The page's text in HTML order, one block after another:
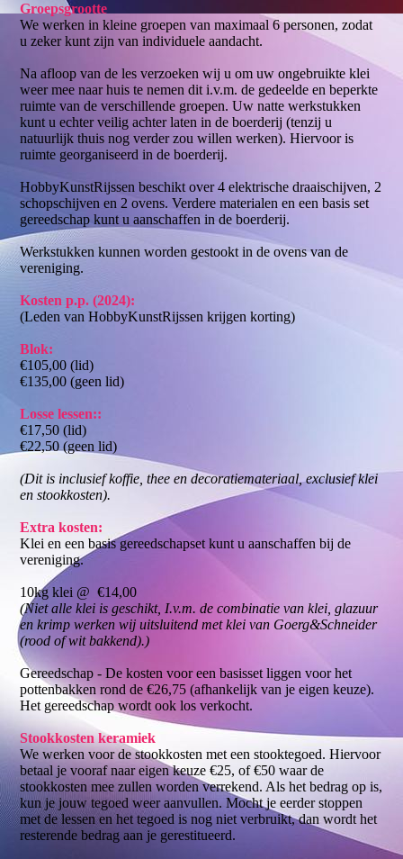
Groepsgrootte
We werken in kleine groepen van maximaal 6 personen, zodat
u zeker kunt zijn van individuele aandacht.
Na afloop van de les verzoeken wij u om uw ongebruikte klei
weer mee naar huis te nemen dit i.v.m. de gedeelde en beperkte
ruimte van de verschillende groepen. Uw natte werkstukken
kunt u echter veilig achter laten in de boerderij (tenzij u
natuurlijk thuis nog verder zou willen werken). Hiervoor is
ruimte georganiseerd in de boerderij.
HobbyKunstRijssen beschikt over 4 elektrische draaischijven, 2
schopschijven en 2 ovens. Verdere materialen en een basis set
gereedschap kunt u aanschaffen in de boerderij.
Werkstukken kunnen worden gestookt in de ovens van de
vereniging.
Kosten p.p. (2024):
(Leden van HobbyKunstRijssen krijgen korting)
Blok:
€105,00 (lid)
€135,00 (geen lid)
Losse lessen::
€17,50 (lid)
€22,50 (geen lid)
(Dit is inclusief koffie, thee en decoratiemateriaal, exclusief klei
en stookkosten).
Extra kosten:
Klei en een basis gereedschapset kunt u aanschaffen bij de
vereniging.
10kg klei @ €14,00
(Niet alle klei is geschikt, I.v.m. de combinatie van klei, glazuur
en krimp werken wij uitsluitend met klei van Goerg&Schneider
(rood of wit bakkend).)
Gereedschap - De kosten voor een basisset liggen voor het
pottenbakken rond de €26,75 (afhankelijk van je eigen keuze).
Het gereedschap wordt ook los verkocht.
Stookkosten keramiek
We werken voor de stookkosten met een stooktegoed. Hiervoor
betaal je vooraf naar eigen keuze €25, of €50 waar de
stookkosten mee zullen worden verrekend. Als het bedrag op is,
kun je jouw tegoed weer aanvullen. Mocht je eerder stoppen
met de lessen en het tegoed is nog niet verbruikt, dan wordt het
resterende bedrag aan je gerestitueerd.